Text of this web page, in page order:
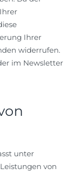
Ihrer
widerrufen.
im Newsletter
unter
von